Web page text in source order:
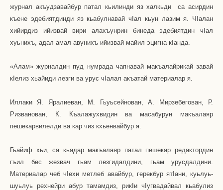
журнал акъудзавайбур патал кьилинди яз халкьди
са асирдин
къене эдебиятдинди яз кьабулнавай ч ал кьун лазим я. Ч алан
хийирдиз ийизвай вири алахъунрин бинеда эдебиятдин ч ал
хуьнихъ, адал амал авунихъ ийизвай майил эцигна к анда.
«Алам» журналдин пуд нумрада чапнавай макъалайрикай завай
к елиз хьайиди лезги ва урус ч алал акъатай материалар я.
Иллаки Я. Яралиеван, М. Гьуьсейнован, А. Мирзебегован, Р.
Ризванован, К. Къалажухвидин ва масабурун макъалаяр
пешекарвилелди ва кар чиз кхьенвайбур я.
Гьайиф хьи, са кьадар макъалаяр патал пешекар редактордин
гъил бес жезвач гьам лезгидалдини, гьам урусдалдини.
Материалар чеб ч Iехи метлеб авайбур, герекбур ятI ани, куьлуь-
шуьлуь рехнейри абур тамамдиз, рик и ч угвадайвал кьабулиз